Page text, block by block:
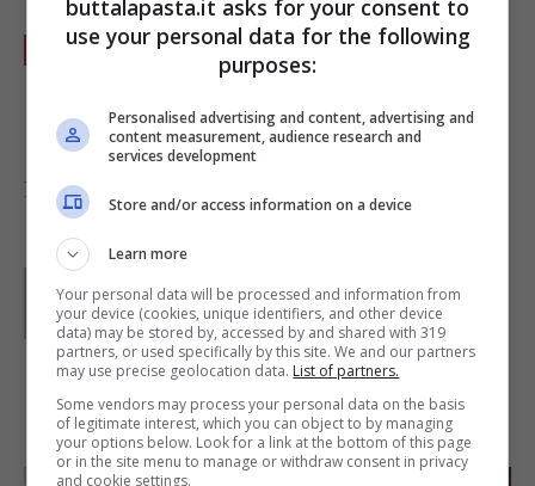
Spolverate le patate fritte a piacere con
rosmarino, salvia, erbe miste di Provenza
oppure con curry.
Foto di
GIeGI è stata collaboratrice di Buttalapasta dal 2008 al
2013, spaziando tra tutte le tipologie di ricette, con un
occhio di riguardo a quelle della tradizione regionale.
IN PRIMO PIANO
buttalapasta.it asks for your consent to
use your personal data for the following
purposes:
Personalised advertising and content, advertising and
content measurement, audience research and
services development
Store and/or access information on a device
Learn more
Your personal data will be processed and information from
your device (cookies, unique identifiers, and other device
data) may be stored by, accessed by and shared with 319
partners, or used specifically by this site. We and our partners
may use precise geolocation data. List of partners.
Some vendors may process your personal data on the basis
of legitimate interest, which you can object to by managing
your options below. Look for a link at the bottom of this page
or in the site menu to manage or withdraw consent in privacy
and cookie settings.